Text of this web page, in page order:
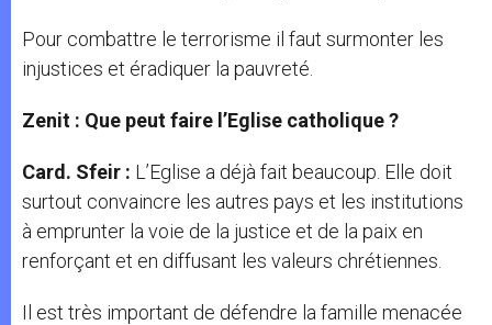
Pour combattre le terrorisme il faut surmonter les
injustices et éradiquer la pauvreté.
Zenit : Que peut faire l’Eglise catholique ?
Card. Sfeir : L’Eglise a déjà fait beaucoup. Elle doit
surtout convaincre les autres pays et les institutions
à emprunter la voie de la justice et de la paix en
renforçant et en diffusant les valeurs chrétiennes.
Il est très important de défendre la famille menacée